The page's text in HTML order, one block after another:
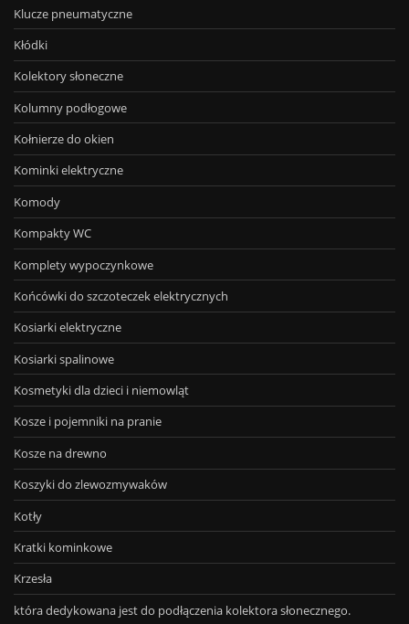
Klucze pneumatyczne
Kłódki
Kolektory słoneczne
Kolumny podłogowe
Kołnierze do okien
Kominki elektryczne
Komody
Kompakty WC
Komplety wypoczynkowe
Końcówki do szczoteczek elektrycznych
Kosiarki elektryczne
Kosiarki spalinowe
Kosmetyki dla dzieci i niemowląt
Kosze i pojemniki na pranie
Kosze na drewno
Koszyki do zlewozmywaków
Kotły
Kratki kominkowe
Krzesła
która dedykowana jest do podłączenia kolektora słonecznego.